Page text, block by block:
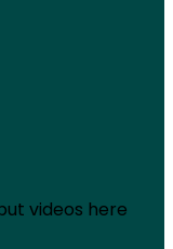
videos here